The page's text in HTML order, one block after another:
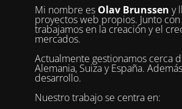
Mi nombre es Olav Brunssen y
proyectos web propios. Junto
trabajamos en la creación y el
mercados.
Actualmente gestionamos cerca
Alemania, Suiza y España.
desarrollo.
Nuestro trabajo se centra en: